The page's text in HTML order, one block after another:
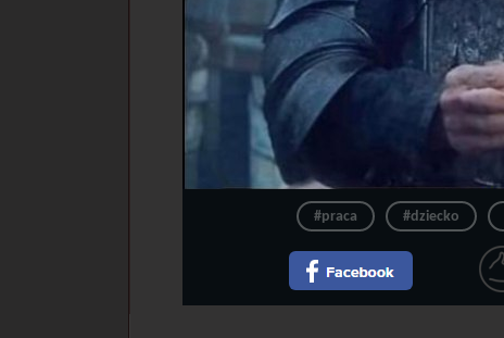
#praca #dziecko